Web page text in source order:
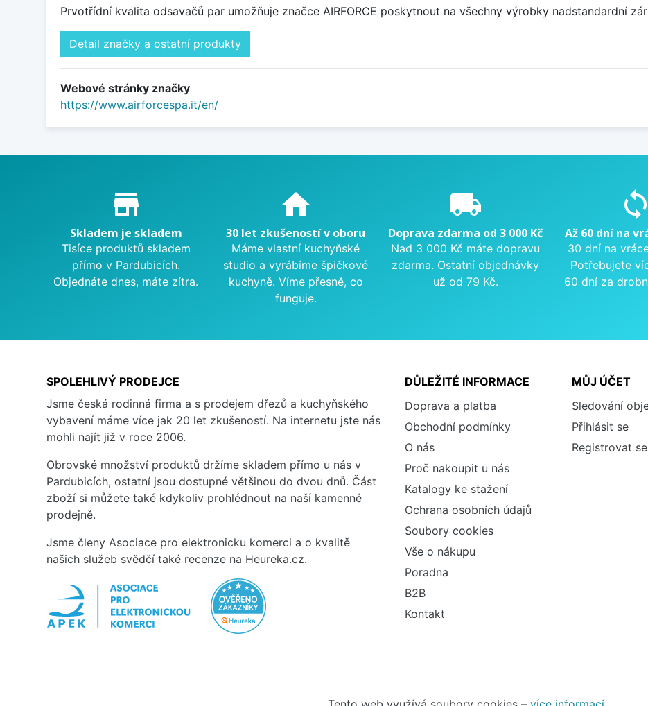
Prvotřídní kvalita odsavačů par umožňuje značce AIRFORCE poskytnout na všechny výrobky nadstandardní
Detail značky a ostatní produkty
Webové stránky značky
https://www.airforcespa.it/en/
Proč nakupovat u nás?
store_mall_directory
Skladem je skladem
Tisíce produktů skladem
přímo v Pardubicích.
Objednáte dnes, máte zítra.
home
30 let zkušeností v oboru
Máme vlastní kuchyňské
studio a vyrábíme špičkové
kuchyně. Víme přesně, co
funguje.
local_shipping
Doprava zdarma od 3 000 Kč
Nad 3 000 Kč máte dopravu
zdarma. Ostatní objednávky
už od 79 Kč.
sync
Až 60 dní na
30 dní na
Potřebujete
60 dní za
SPOLEHLIVÝ PRODEJCE
Jsme česká rodinná firma a s prodejem dřezů a kuchyňského
vybavení máme více jak 20 let zkušeností. Na internetu jste nás
mohli najít již v roce 2006.
Obrovské množství produktů držíme skladem přímo u nás v
Pardubicích, ostatní jsou dostupné většinou do dvou dnů. Část
zboží si můžete také kdykoliv prohlédnout na naší kamenné
prodejně.
Jsme členy Asociace pro elektronicku komerci a o kvalitě
našich služeb svědčí také recenze na Heureka.cz.
DŮLEŽITÉ INFORMACE
Doprava a platba
Obchodní podmínky
O nás
Proč nakoupit u nás
Katalogy ke stažení
Ochrana osobních údajů
Soubory cookies
Vše o nákupu
Poradna
B2B
Kontakt
MŮJ ÚČET
Sledování
Přihlásit se
Registrovat se